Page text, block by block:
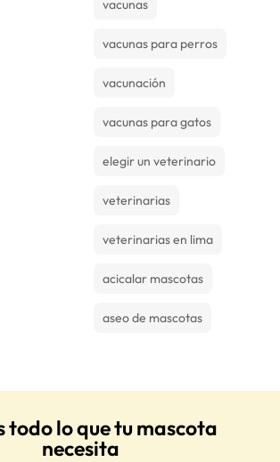
vacunas
vacunas para perros
vacunación
vacunas para gatos
elegir un veterinario
veterinarias
veterinarias en lima
acicalar mascotas
aseo de mascotas
todo lo que tu mascota
necesita